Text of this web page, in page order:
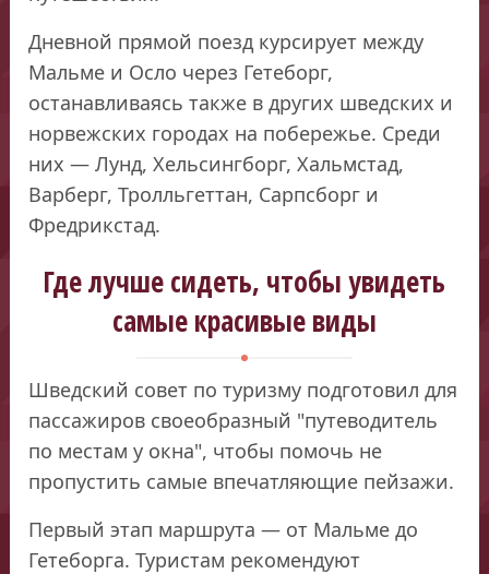
Дневной прямой поезд курсирует между
Мальме и Осло через Гетеборг,
останавливаясь также в других шведских и
норвежских городах на побережье. Среди
них — Лунд, Хельсингборг, Хальмстад,
Варберг, Тролльгеттан, Сарпсборг и
Фредрикстад.
Где лучше сидеть, чтобы увидеть
самые красивые виды
Шведский совет по туризму подготовил для
пассажиров своеобразный "путеводитель
по местам у окна", чтобы помочь не
пропустить самые впечатляющие пейзажи.
Первый этап маршрута — от Мальме до
Гетеборга. Туристам рекомендуют